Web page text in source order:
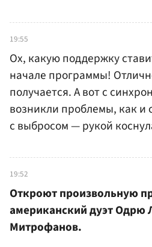
19:55
Ох, какую поддержку
начале программы!
получается. А вот с
возникли проблемы, как и
с выбросом — рукой
19:52
Откроют произвольную
американский дуэт
Митрофанов.